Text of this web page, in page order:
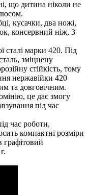
що дитина ніколи не
кусачки, два ножі,
консервний ніж, 3
сталі марки 420. Під
зміцнену
стійкість, тому
нержавійки 420
та довговічним.
це дає змогу
під час
час роботи,
компактні розміри